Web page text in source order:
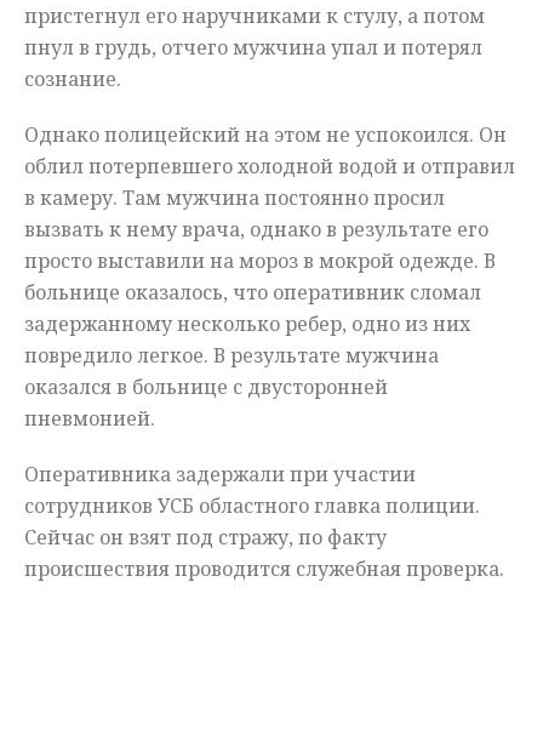
пристегнул его наручниками к стулу, а потом
пнул в грудь, отчего мужчина упал и потерял
сознание.
Однако полицейский на этом не успокоился. Он
облил потерпевшего холодной водой и отправил
в камеру. Там мужчина постоянно просил
вызвать к нему врача, однако в результате его
просто выставили на мороз в мокрой одежде. В
больнице оказалось, что оперативник сломал
задержанному несколько ребер, одно из них
повредило легкое. В результате мужчина
оказался в больнице с двусторонней
пневмонией.
Оперативника задержали при участии
сотрудников УСБ областного главка полиции.
Сейчас он взят под стражу, по факту
происшествия проводится служебная проверка.